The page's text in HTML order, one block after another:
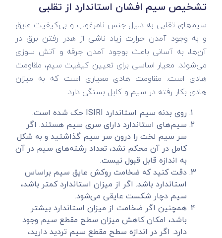
تشخیص سیم افشان استاندارد از تقلبی
سیم‌های تقلبی به دلیل جنس نامرغوب و بی‌کیفیت عایق
و به وجود آمدن حرارت زیاد ناشی از هدر رفتن برق در
آن‌ها، به آسانی باعث بوجود آمدن جرقه و آتش سوزی
می‌شوند. معیار اساسی برای تعیین کیفیت سیم، مقاومت
هادی است. مقاومت هادی معیاری است که به میزان
هادی بکار رفته در سیم و کابل بستگی دارد.
روی بدنه سیم استاندارد ISIRI حک شده است.
سیم‌های استاندارد دارای سری سیم هستند. اگر
سر سیم لخت را درون سر سیم گذاشتید و به شکل
کامل در آن محکم نشد، تعداد رشته‌های سیم در آن
به اندازه قابل قبول نیست.
دقت کنید که ضخامت روکش عایق سیم براساس
استاندارد باشد. اگر از میزان استاندارد کمتر باشد،
سیم دچار شکست عایقی می‌شود.
همچنین اگر ضخامت از میزان استاندارد بیشتر
باشد، امکان کاهش میزان سطح مقطع سیم وجود
دارد. اگر در اندازه سطح مقطع سیم تردید دارید،